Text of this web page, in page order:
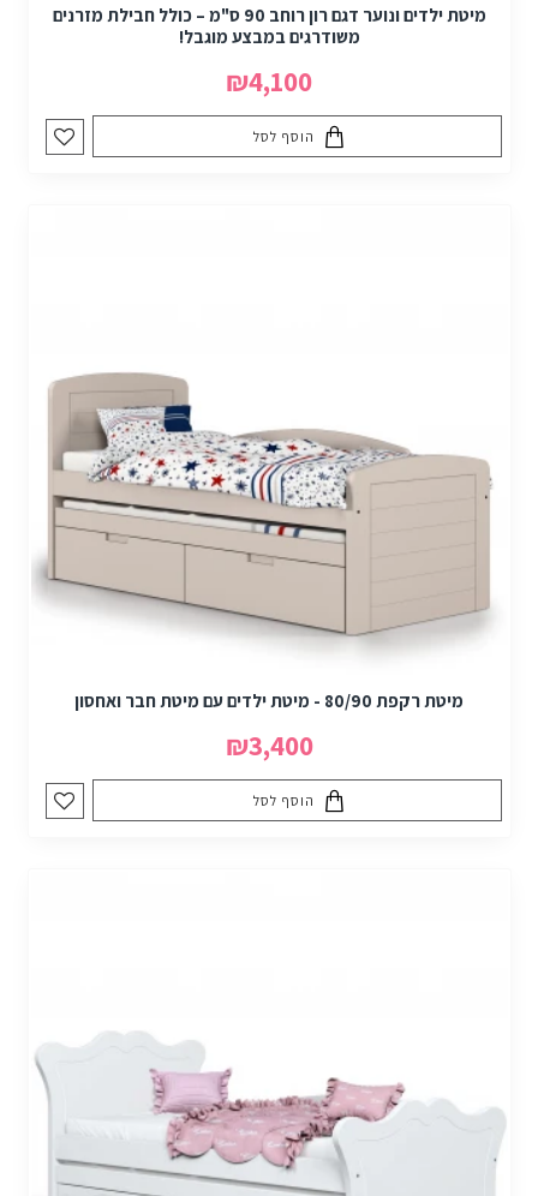
מיטת ילדים ונוער דגם רון רוחב 90 ס"מ – כולל חבילת מזרנים
משודרגים במבצע מוגבל!
₪4,100
הוסף לסל
מיטת רקפת 80/90 - מיטת ילדים עם מיטת חבר ואחסון
₪3,400
הוסף לסל